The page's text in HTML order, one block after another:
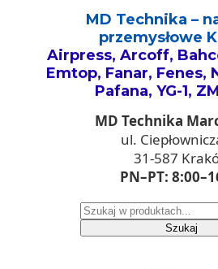
MD Technika –
przemysłowe
Airpress, Arcoff,
Emtop, Fanar, Fenes,
Pafana, YG-1,
MD Technika
ul.
31-587
PN–PT:
Szukaj